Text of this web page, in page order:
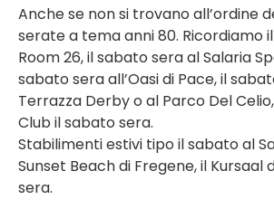
Anche se non si trovano all’ordine
serate a tema anni 80. Ricordiamo
Room 26, il sabato sera al Salaria
sabato sera all’Oasi di Pace, il
Terrazza Derby o al Parco Del
Club il sabato sera.
Stabilimenti estivi tipo il sabato al
Sunset Beach di Fregene, il Kursaal
sera.